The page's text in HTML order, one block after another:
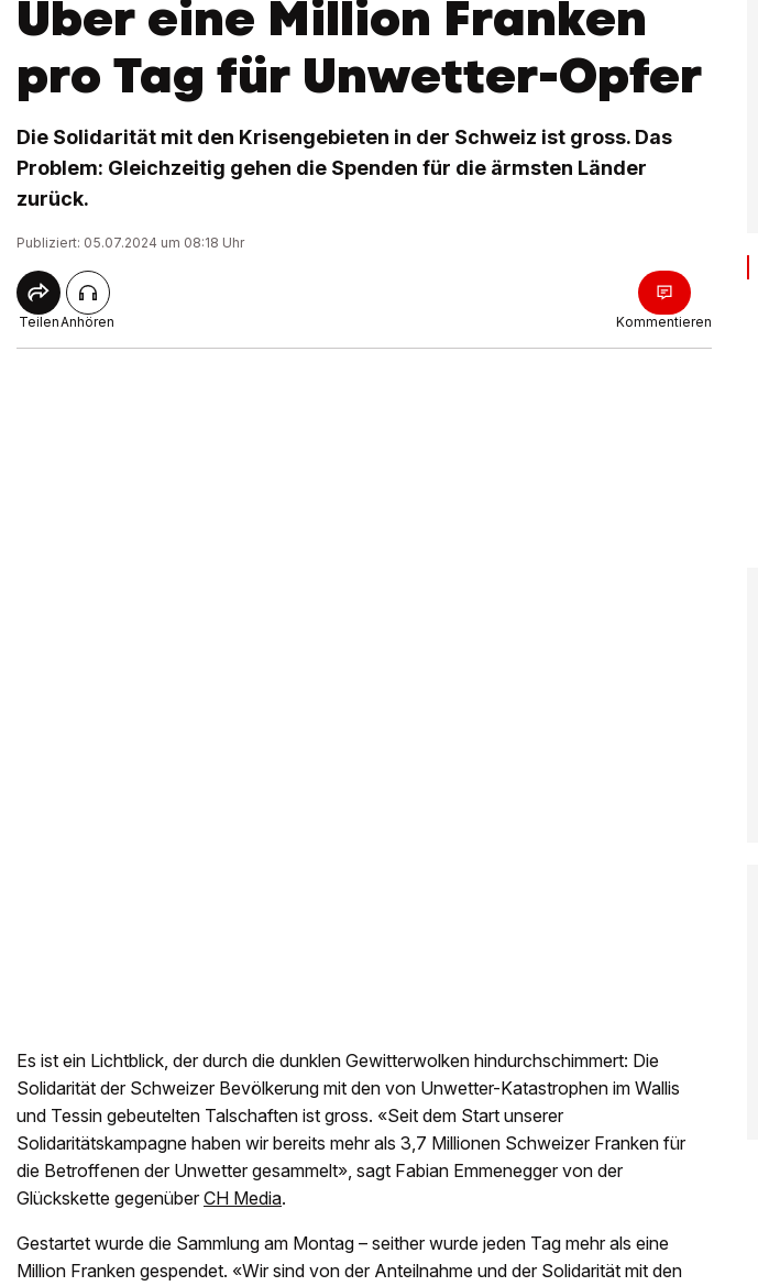
Über eine Million Franken
pro Tag für Unwetter-Opfer
Die Solidarität mit den Krisengebieten in der Schweiz ist gross. Das
Problem: Gleichzeitig gehen die Spenden für die ärmsten Länder
zurück.
Publiziert: 05.07.2024 um 08:18 Uhr
TeilenAnhören Kommentieren
Es ist ein Lichtblick, der durch die dunklen Gewitterwolken hindurchschimmert: Die
Solidarität der Schweizer Bevölkerung mit den von Unwetter-Katastrophen im Wallis
und Tessin gebeutelten Talschaften ist gross. «Seit dem Start unserer
Solidaritätskampagne haben wir bereits mehr als 3,7 Millionen Schweizer Franken für
die Betroffenen der Unwetter gesammelt», sagt Fabian Emmenegger von der
Glückskette gegenüber CH Media.
Gestartet wurde die Sammlung am Montag – seither wurde jeden Tag mehr als eine
Million Franken gespendet. «Wir sind von der Anteilnahme und der Solidarität mit den